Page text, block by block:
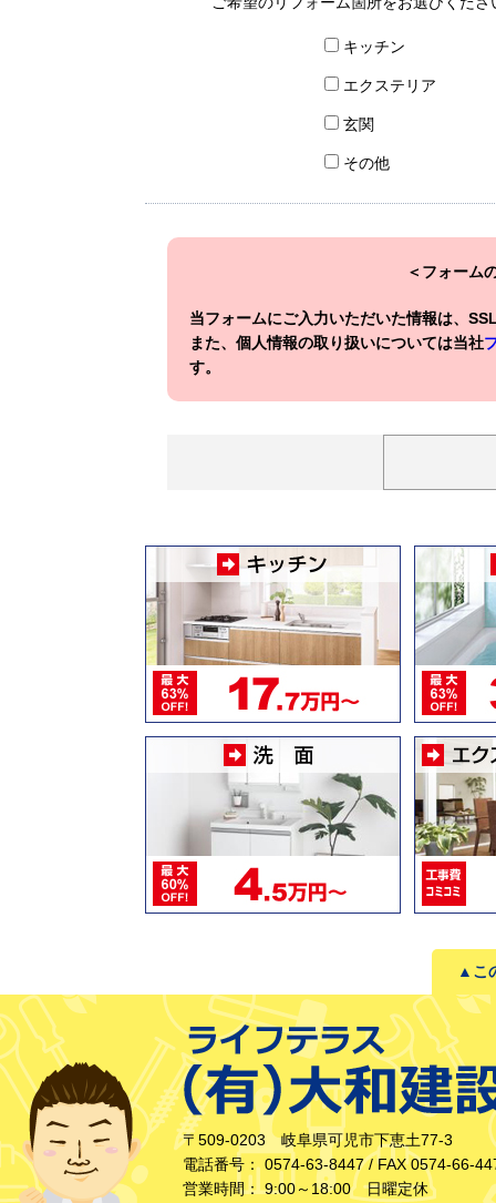
キッチン
エクステリア
玄関
その他
＜フォーム
当フォームにご入力いただいた情報は、
また、個人情報の取り扱いについては当社
す。
▲こ
〒509-0203 岐阜県可児市下恵土77-3
電話番号： 0574-63-8447 / FAX 0574-66-
営業時間： 9:00～18:00 日曜定休